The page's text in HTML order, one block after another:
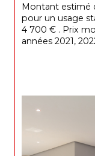
Montant estimé
pour un usage
4 700 € . Prix
années 2021,